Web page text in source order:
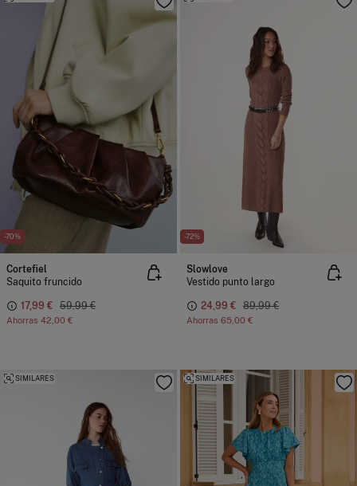
-70%
Cortefiel
Saquito fruncido
17,99 € 59,99 €
Ahorras 42,00 €
-72%
Slowlove
Vestido punto largo
24,99 € 89,99 €
Ahorras 65,00 €
SIMILARES SIMILARES